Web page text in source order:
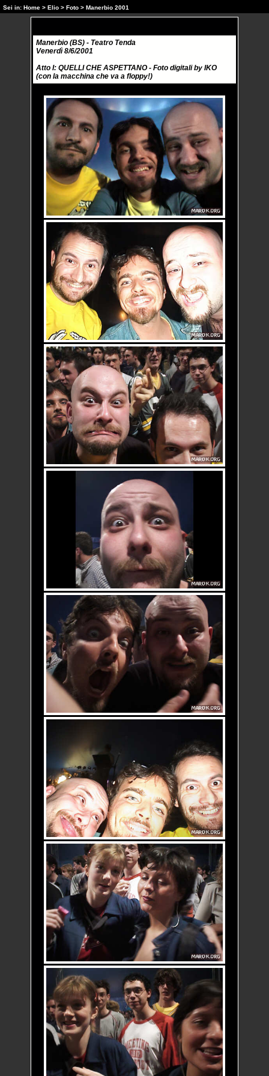
Sei in: Home > Elio > Foto > Manerbio 2001
Manerbio (BS) - Teatro Tenda
Venerdì 8/6/2001
Atto I: QUELLI CHE ASPETTANO - Foto digitali by IKO
(con la macchina che va a floppy!)